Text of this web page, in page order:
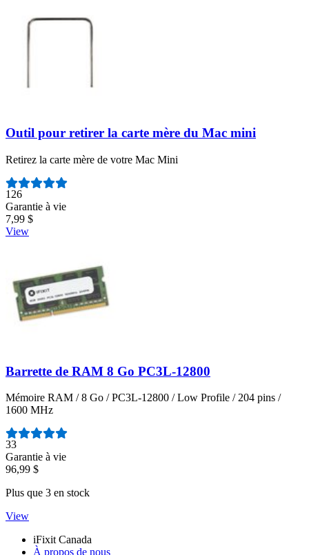
Outil pour retirer la carte mère du Mac mini
Retirez la carte mère de votre Mac Mini
Nombre d'avis :
126
Garantie à vie
7,99 $
View
Barrette de RAM 8 Go PC3L-12800
Mémoire RAM / 8 Go / PC3L-12800 / Low Profile / 204 pins /
1600 MHz
Nombre d'avis :
33
Garantie à vie
96,99 $
Plus que 3 en stock
View
iFixit Canada
À propos de nous